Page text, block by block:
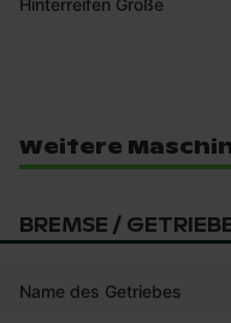
Weitere
BREMSE /
Name des Getriebes